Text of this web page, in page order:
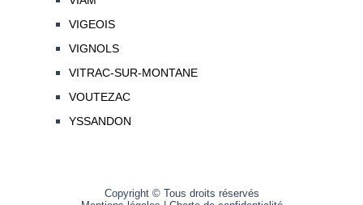
VIGEOIS
VIGNOLS
VITRAC-SUR-MONTANE
VOUTEZAC
YSSANDON
Copyright © Tous droits réservés